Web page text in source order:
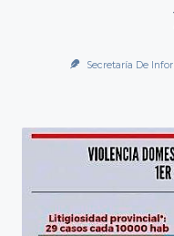
Secretaría De